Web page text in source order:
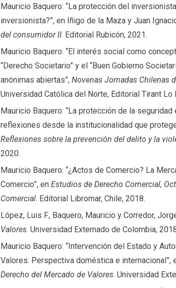
Mauricio Baquero: “La protección del
inversionista?”, en Iñigo de la Maza y Juan
del consumidor II. Editorial Rubicón, 2021.
Mauricio Baquero: “El interés social como
“Derecho Societario” y el “Buen Gobierno
anónimas abiertas”,Novenas Jornadas Chilenas
Universidad Católica del Norte, Editorial Tirant Lo
Mauricio Baquero: “La protección de la
reflexiones desde la institucionalidad que
Reflexiones sobre la prevención del delito y la
2020.
Mauricio Baquero: “¿Actos de Comercio? La
Comercio”, enEstudios de Derecho Comercial,
Comercial. Editorial Libromar, Chile, 2018.
López, Luis F., Baquero, Mauricio y Corredor,
Valores. Universidad Externado de Colombia,
Mauricio Baquero: “Intervención del Estado y
Valores: Perspectiva doméstica e internacional”,
Derecho del Mercado de Valores. Universidad